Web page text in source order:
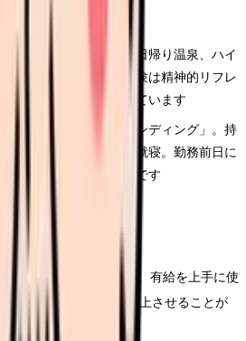
の解消に集中
」を組み込む。旅行、日帰り温泉、ハイ
リアの散策。非日常体験は精神的リフレ
尽き予防に有効とされています
務に向けた「ソフトランディング」。持
ジュール確認、早めの就寝。勤務前日に
実感」を維持するコツです
くするコツ
と低水準です。しかし、有給を上手に使
ッシュの質を大きく向上させることが